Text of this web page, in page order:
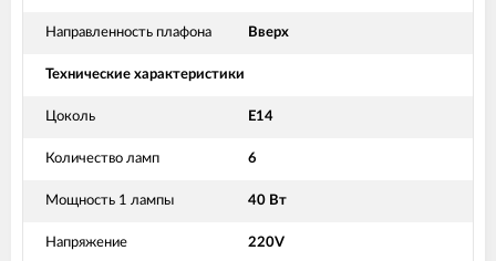
Направленность плафона Вверх
Технические характеристики
Цоколь Е14
Количество ламп 6
Мощность 1 лампы 40 Вт
Напряжение 220V